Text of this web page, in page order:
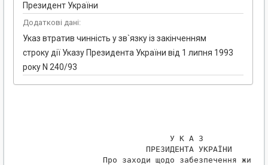
Президент України
Додаткові дані:
Указ втратив чинність у зв`язку із закінченням
строку дії Указу Президента України від 1 липня 1993
року N 240/93
                             У К А З
                        ПРЕЗИДЕНТА УКРАЇНИ
Про заходи щодо забезпечення